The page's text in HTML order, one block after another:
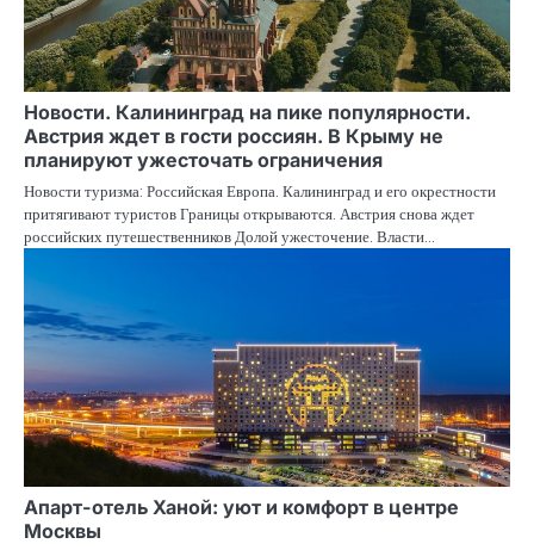
Новости. Калининград на пике популярности.
Австрия ждет в гости россиян. В Крыму не
планируют ужесточать ограничения
Новости туризма: Российская Европа. Калининград и его окрестности
притягивают туристов Границы открываются. Австрия снова ждет
российских путешественников Долой ужесточение. Власти…
Апарт-отель Ханой: уют и комфорт в центре
Москвы